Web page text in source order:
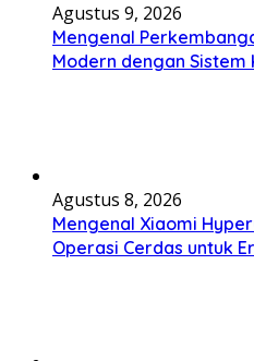
Agustus 9, 2026
Mengenal
Modern dengan Sistem
Agustus 8, 2026
Mengenal Xiaomi
Operasi Cerdas untuk